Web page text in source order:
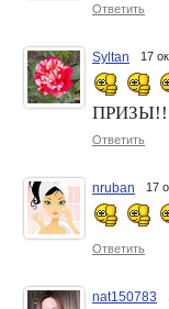
Ответить
Syltan 17
Ответить
nruban 17
Ответить
nat150783